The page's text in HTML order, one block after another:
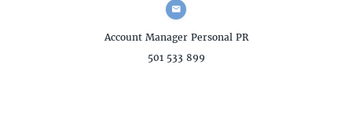
Account ManagerPersonal PR
501 533 899